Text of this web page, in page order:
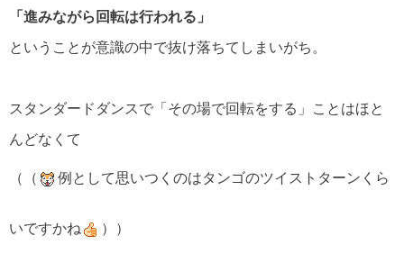
「進みながら回転は行われる」
ということが意識の中で抜け落ちてしまいがち。
スタンダードダンスで「その場で回転をする」ことはほと
んどなくて
（（ 例として思いつくのはタンゴのツイストターンくら
いですかね ））